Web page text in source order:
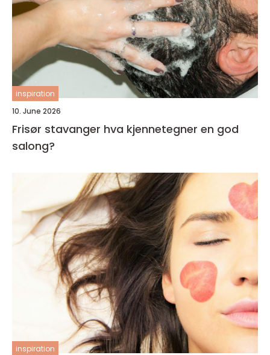
inspiration
10. June 2026
Frisør stavanger hva kjennetegner en god
salong?
inspiration